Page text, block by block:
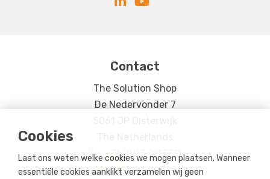
Cookies
Laat ons weten welke cookies we mogen plaatsen. Wanneer
essentiële cookies aanklikt verzamelen wij geen
Contact
The Solution Shop
De Nedervonder 7
+31 (0)13 7113731
sales@thesolutionshop.nl